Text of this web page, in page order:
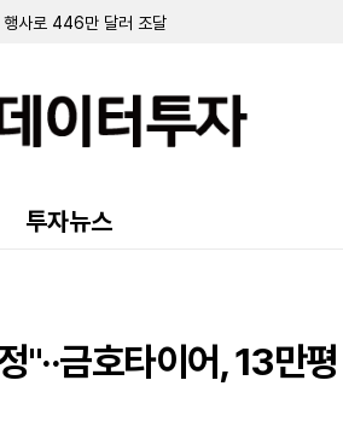
행사로 446만 달러 조달
분율 13.9%로 확대
만여 주 장내 매도
3210만 달러 확보
향
개선
장
권신고서 제출
투자뉴스
"··금호타이어, 13만